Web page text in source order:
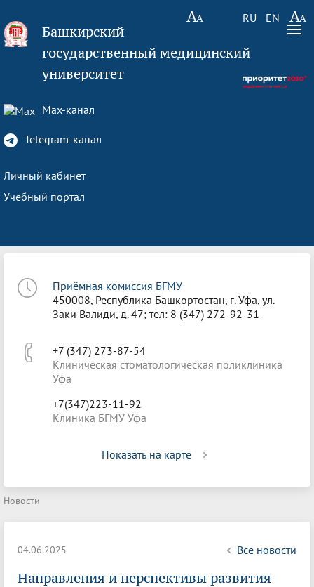
RU EN
Башкирский
государственный медицинский
университет
Max-канал
Telegram-канал
Личный кабинет
Учебный портал
Приёмная комиссия БГМУ
450008, Республика Башкортостан, г. Уфа, ул.
Заки Валиди, д. 47; тел: 8 (347) 272-92-31
+7 (347) 273-87-54
Клиническая стоматологическая поликлиника
Уфа
+7(347)223-11-92
Клиника БГМУ Уфа
Показать на карте
Новости
04.06.2025 Все новости
Направления и перспективы развития